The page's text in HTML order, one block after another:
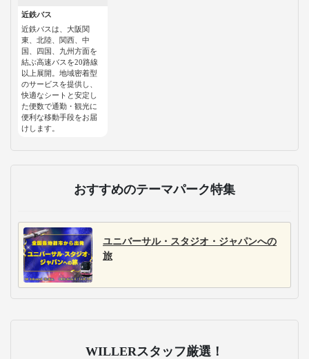
近鉄バス
近鉄バスは、大阪関
東、北陸、関西、中
国、四国、九州方面を
結ぶ高速バスを20路線
以上展開。地域密着型
のサービスを提供し、
快適なシートと安定し
た便数で通勤・観光に
便利な移動手段をお届
けします。
おすすめのテーマパーク特集
ユニバーサル・スタジオ・ジャパンへの
旅
WILLERスタッフ厳選！